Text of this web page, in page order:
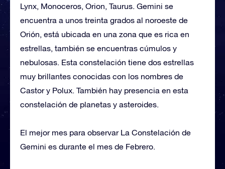
Lynx, Monoceros, Orion, Taurus. Gemini se
encuentra a unos treinta grados al noroeste de
Orión, está ubicada en una zona que es rica en
estrellas, también se encuentras cúmulos y
nebulosas. Esta constelación tiene dos estrellas
muy brillantes conocidas con los nombres de
Castor y Polux. También hay presencia en esta
constelación de planetas y asteroides.
El mejor mes para observar La Constelación de
Gemini es durante el mes de Febrero.